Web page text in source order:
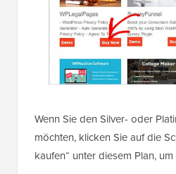
Wenn Sie den Silver- oder
möchten, klicken Sie auf die
kaufen“ unter diesem Plan,